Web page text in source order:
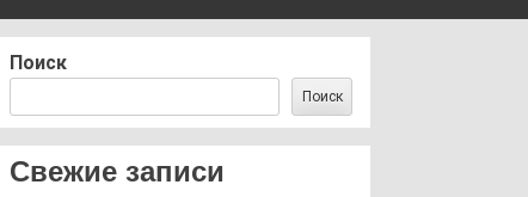
Поиск
Поиск
Свежие записи